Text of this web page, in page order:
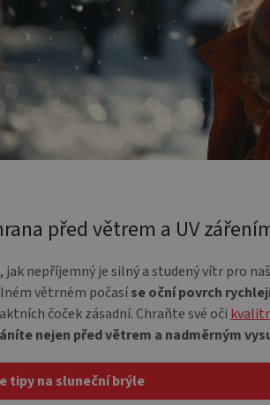
před větrem a UV
jak nepříjemný je silný a studený vítr pro
větrném počasíse oční povrch
čoček zásadní. Chraňte své oči
nejen před větrem a nadměrným
tipy na sluneční brýle